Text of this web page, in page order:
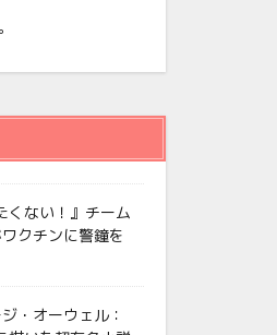
くない！』チーム
クチンに警鐘を
・オーウェル：